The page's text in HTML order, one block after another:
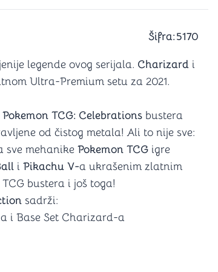
Šifra:5170
legende ovog serijala. Charizard i
Ultra-Premium setu za 2021.
Pokemon TCG: Celebrations bustera
od čistog metala! Ali to nije sve:
sve mehanike Pokemon TCG igre
i Pikachu V-a ukrašenim zlatnim
bustera i još toga!
sadrži:
i Base Set Charizard-a